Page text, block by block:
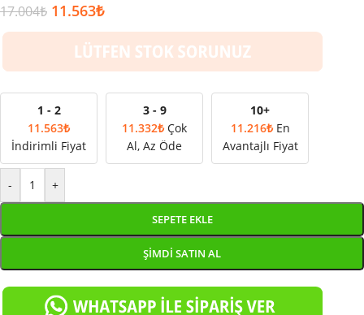
17.004₺ 11.563₺
1 - 2
11.563₺
İndirimli Fiyat
3 - 9
11.332₺ Çok
Al, Az Öde
10+
11.216₺ En
Avantajlı Fiyat
- +
SEPETE EKLE
ŞIMDI SATIN AL